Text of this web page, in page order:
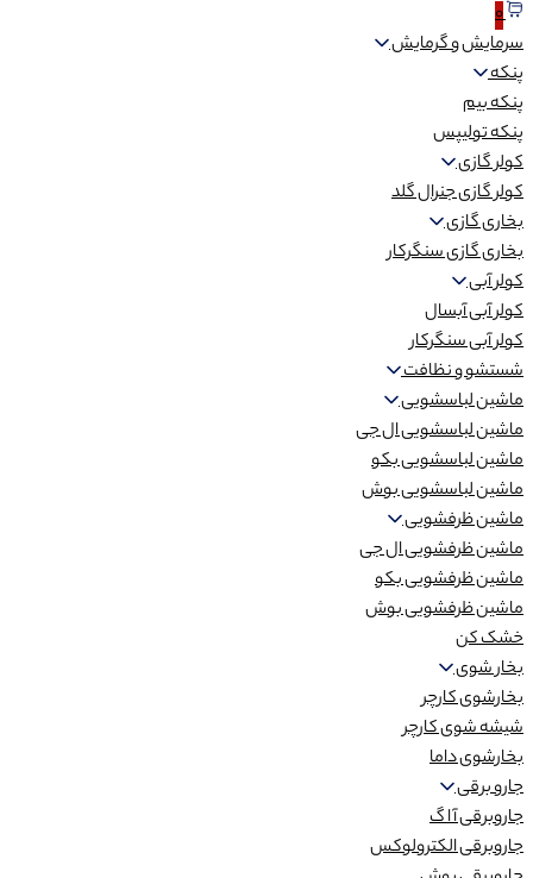
0
سرمایش و گرمایش
پنکه
پنکه بیم
پنکه تولیپس
کولر گازی
کولر گازی جنرال گلد
بخاری گازی
بخاری گازی سنگرکار
کولر آبی
کولر آبی آبسال
کولر آبی سنگرکار
شستشو و نظافت
ماشین لباسشویی
ماشین لباسشویی ال جی
ماشین لباسشویی بکو
ماشین لباسشویی بوش
ماشین ظرفشویی
ماشین ظرفشویی ال جی
ماشین ظرفشویی بکو
ماشین ظرفشویی بوش
خشک کن
بخار شوی
بخارشوی کارچر
شیشه شوی کارچر
بخارشوی داما
جارو برقی
جاروبرقی آ ا گ
جاروبرقی الکترولوکس